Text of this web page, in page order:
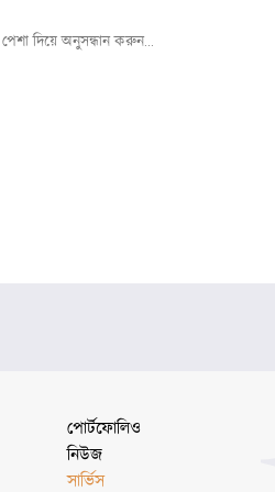
পোর্টফোলিও
নিউজ
সার্ভিস